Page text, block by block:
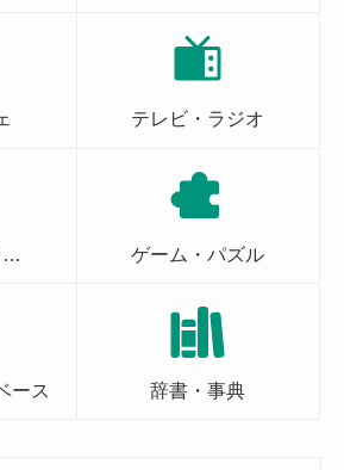
テレビ・ラジオ
… ゲーム・パズル
ース 辞書・事典